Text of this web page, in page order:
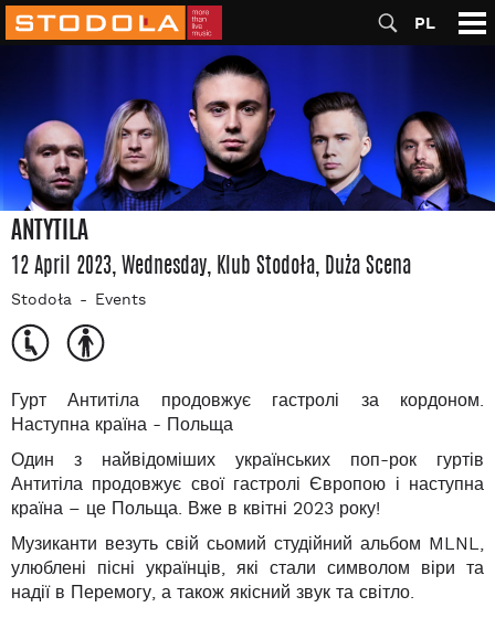
PL
ANTYTILA
12 April 2023, Wednesday, Klub Stodoła, Duża Scena
Stodoła Events
Гурт Антитіла продовжує гастролі за кордоном.
Наступна країна - Польща
Один з найвідоміших українських поп-рок гуртів
Антитіла продовжує свої гастролі Європою і наступна
країна – це Польща. Вже в квітні 2023 року!
Музиканти везуть свій сьомий студійний альбом MLNL,
улюблені пісні українців, які стали символом віри та
надії в Перемогу, а також якісний звук та світло.